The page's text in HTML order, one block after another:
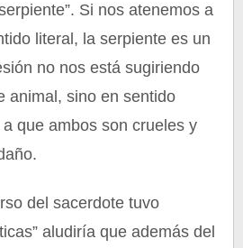
Si nos atenemos a
literal, la serpiente es un
no nos está sugiriendo
animal, sino en sentido
que ambos son crueles y
del sacerdote tuvo
aludiría que además del